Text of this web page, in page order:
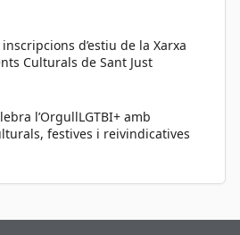
d’estiu de la Xarxa
Culturals de Sant Just
l’OrgullLGTBI+ amb
festives i reivindicatives